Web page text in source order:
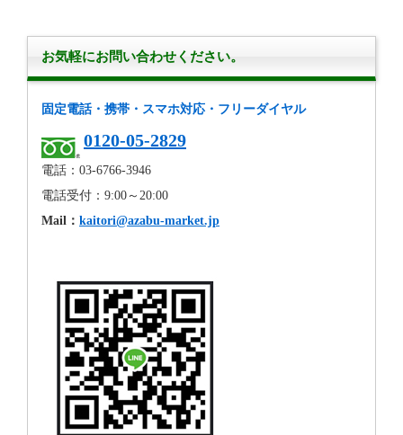
お気軽にお問い合わせください。
固定電話・携帯・スマホ対応・フリーダイヤル
0120-05-2829
電話：03-6766-3946
電話受付：9:00～20:00
Mail： kaitori@azabu-market.jp